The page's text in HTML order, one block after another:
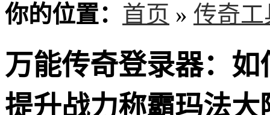
你的位置： 首页 » 传奇工
万能传奇登录器：
提升战力称霸玛法大